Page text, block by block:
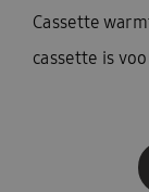
Cassette
cassette is